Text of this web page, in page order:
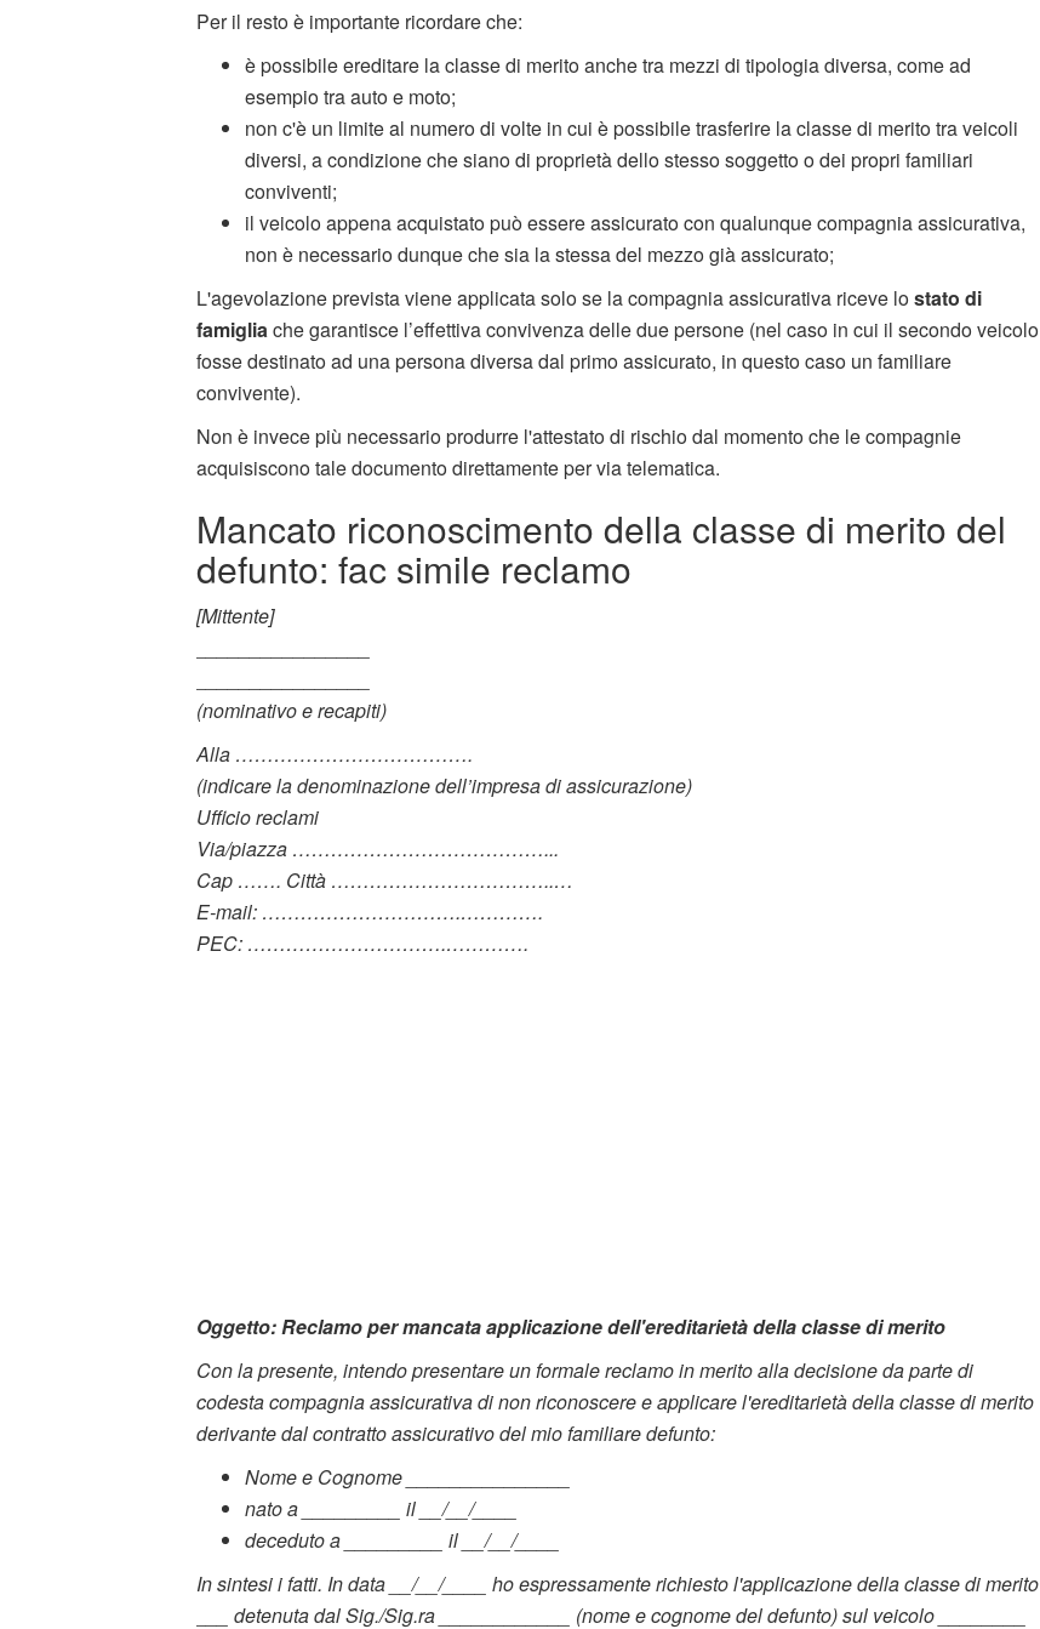
Per il resto è importante ricordare che:
è possibile ereditare la classe di merito anche tra mezzi di tipologia diversa, come ad
esempio tra auto e moto;
non c'è un limite al numero di volte in cui è possibile trasferire la classe di merito tra veicoli
diversi, a condizione che siano di proprietà dello stesso soggetto o dei propri familiari
conviventi;
il veicolo appena acquistato può essere assicurato con qualunque compagnia assicurativa,
non è necessario dunque che sia la stessa del mezzo già assicurato;
L'agevolazione prevista viene applicata solo se la compagnia assicurativa riceve lostato di
famiglia che garantisce l’effettiva convivenza delle due persone (nel caso in cui il secondo veicolo
fosse destinato ad una persona diversa dal primo assicurato, in questo caso un familiare
convivente).
Non è invece più necessario produrre l'attestato di rischio dal momento che le compagnie
acquisiscono tale documento direttamente per via telematica.
Mancato riconoscimento della classe di merito del
defunto: fac simile reclamo
[Mittente]
(nominativo e recapiti)
Alla ……………………………….
(indicare la denominazione dell’impresa di assicurazione)
Ufficio reclami
Via/piazza …………………………………...
Cap ……. Città ……………………………..…
E-mail: ………………………….………….
PEC: ………………………….………….
Oggetto: Reclamo per mancata applicazione dell'ereditarietà della classe di merito
Con la presente, intendo presentare un formale reclamo in merito alla decisione da parte di
codesta compagnia assicurativa di non riconoscere e applicare l'ereditarietà della classe di merito
derivante dal contratto assicurativo del mio familiare defunto:
Nome e Cognome _______________
nato a _________ il __/__/____
deceduto a _________ il __/__/____
In sintesi i fatti. In data __/__/____ ho espressamente richiesto l'applicazione della classe di merito
___ detenuta dal Sig./Sig.ra ____________ (nome e cognome del defunto) sul veicolo ________